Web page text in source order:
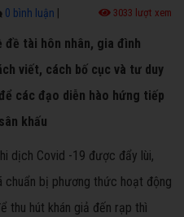
0 bình luận 3033 lượt xem
tài hôn nhân, gia đình
viết, cách bố cục và tư duy
các đạo diễn hào hứng tiếp
khấu
dịch Covid -19 được đẩy lùi,
chuẩn bị phương thức hoạt động
thu hút khán giả đến rạp thì